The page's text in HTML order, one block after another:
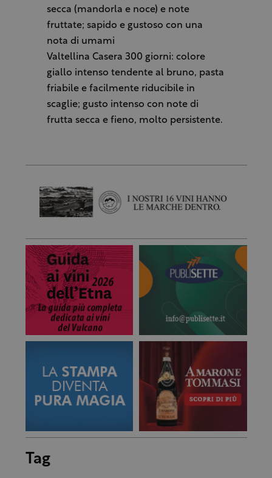
secca (mandorla e noce) e note
fruttate; sapido e gustoso con una
nota di umami
Valtellina Casera 300 giorni: colore
giallo intenso tendente al bruno, pasta
friabile e facilmente riducibile in
scaglie; gusto intenso con note di
frutta secca e fieno, molto persistente.
Tag